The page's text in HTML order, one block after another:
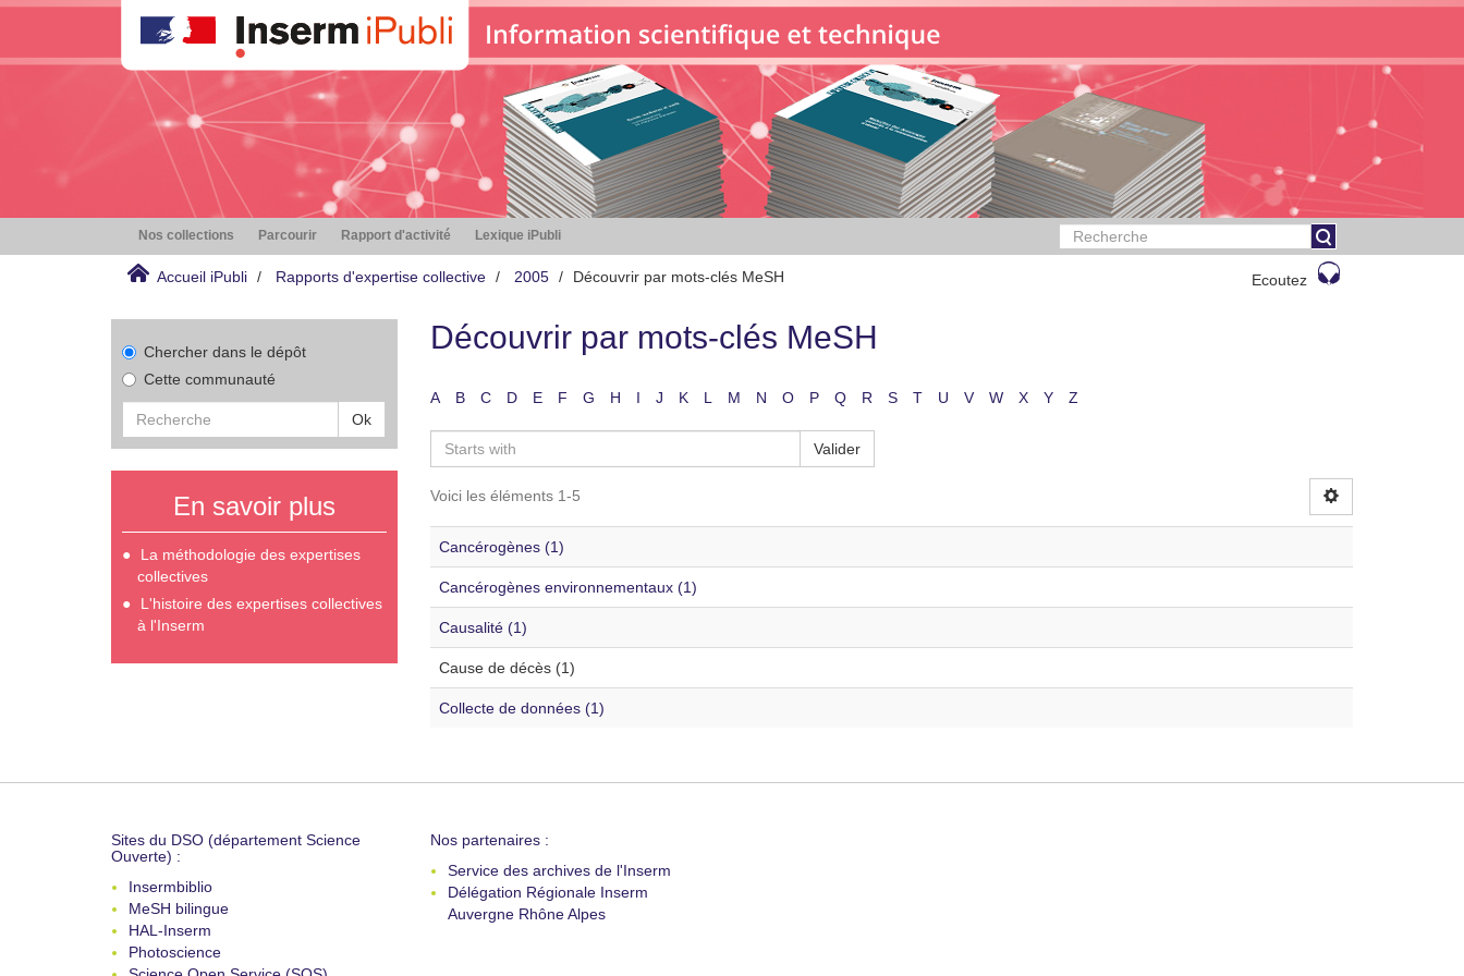
Nos collections Parcourir Rapport d'activité Lexique iPubli
Accueil iPubli Rapports d'expertise collective 2005 Découvrir par mots-clés MeSH Ecoutez
Chercher dans le dépôt
Cette communauté
Ok
En savoir plus
La méthodologie des expertises
collectives
L'histoire des expertises collectives
à l'Inserm
Découvrir par mots-clés MeSH
A B C D E F G H I J K L M N O P Q R S T U V W X Y Z
Valider
Voici les éléments 1-5
Cancérogènes (1)
Cancérogènes environnementaux (1)
Causalité (1)
Cause de décès (1)
Collecte de données (1)
Sites du DSO (département Science
Ouverte) :
Insermbiblio
MeSH bilingue
HAL-Inserm
Photoscience
Nos partenaires :
Service des archives de l'Inserm
Délégation Régionale Inserm
Auvergne Rhône Alpes